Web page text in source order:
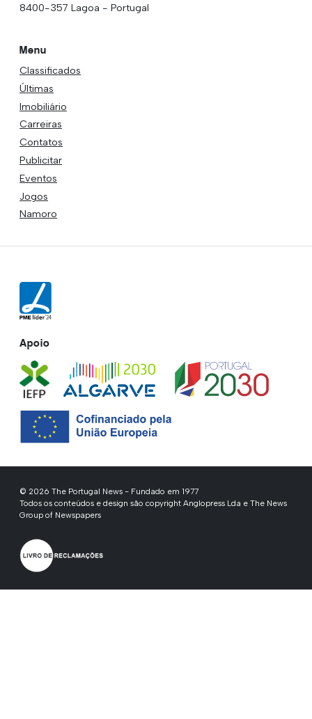
8400-357 Lagoa - Portugal
Menu
Classificados
Últimas
Imobiliário
Carreiras
Contatos
Publicitar
Eventos
Jogos
Namoro
Apoio
© 2026 The Portugal News - Fundado em 1977
Todos os conteúdos e design são copyright Anglopress Lda e The News
Group of Newspapers